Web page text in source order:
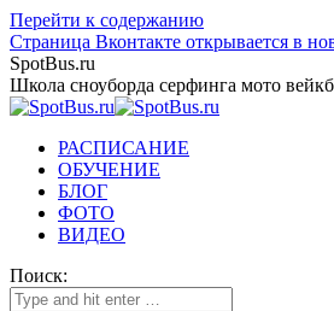
Перейти к содержанию
Страница Вконтакте открывается в
SpotBus.ru
Школа сноуборда серфинга мото
РАСПИСАНИЕ
ОБУЧЕНИЕ
БЛОГ
ФОТО
ВИДЕО
Поиск: